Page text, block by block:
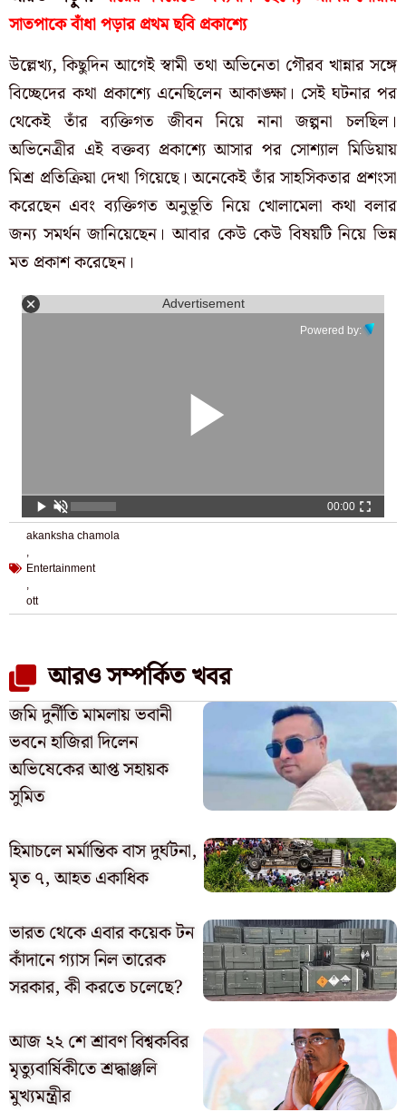
সাতপাকে বাঁধা পড়ার প্রথম ছবি প্রকাশ্যে
উল্লেখ্য, কিছুদিন আগেই স্বামী তথা অভিনেতা গৌরব খান্নার সঙ্গে
বিচ্ছেদের কথা প্রকাশ্যে এনেছিলেন আকাঙ্ক্ষা। সেই ঘটনার পর
থেকেই তাঁর ব্যক্তিগত জীবন নিয়ে নানা জল্পনা চলছিল।
অভিনেত্রীর এই বক্তব্য প্রকাশ্যে আসার পর সোশ্যাল মিডিয়ায়
মিশ্র প্রতিক্রিয়া দেখা গিয়েছে। অনেকেই তাঁর সাহসিকতার প্রশংসা
করেছেন এবং ব্যক্তিগত অনুভূতি নিয়ে খোলামেলা কথা বলার
জন্য সমর্থন জানিয়েছেন। আবার কেউ কেউ বিষয়টি নিয়ে ভিন্ন
মত প্রকাশ করেছেন।
Advertisement
Powered by:
00:00
akanksha chamola
,
Entertainment
,
ott
আরও সম্পর্কিত খবর
জমি দুর্নীতি মামলায় ভবানী
ভবনে হাজিরা দিলেন
অভিষেকের আপ্ত সহায়ক
সুমিত
হিমাচলে মর্মান্তিক বাস দুর্ঘটনা,
মৃত ৭, আহত একাধিক
ভারত থেকে এবার কয়েক টন
কাঁদানে গ্যাস নিল তারেক
সরকার, কী করতে চলেছে?
আজ ২২ শে শ্রাবণ বিশ্বকবির
মৃত্যুবার্ষিকীতে শ্রদ্ধাঞ্জলি
মুখ্যমন্ত্রীর